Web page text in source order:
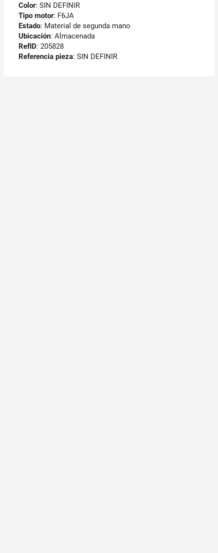
Color: SIN DEFINIR
Tipo motor: F6JA
Estado: Material de segunda mano
Ubicación: Almacenada
RefID: 205828
Referencia pieza: SIN DEFINIR